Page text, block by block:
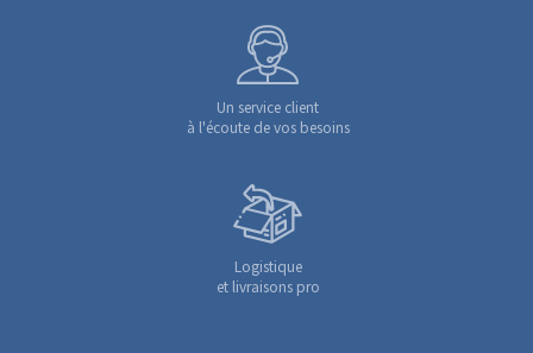
Un service client
à l'écoute de vos besoins
Logistique
et livraisons pro